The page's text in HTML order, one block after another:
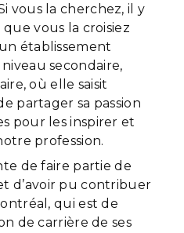
vous la cherchez, il y
vous la croisiez
établissement
secondaire,
où elle saisit
partager sa passion
pour les inspirer et
profession.
de faire partie de
d’avoir pu contribuer
qui est de
de carrière de ses